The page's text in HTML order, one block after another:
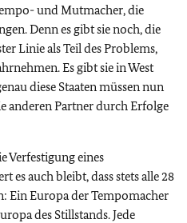
und Mutmacher, die
Denn es gibt sie noch, die
Linie als Teil des Problems,
Es gibt sie in West
diese Staaten müssen nun
anderen Partner durch Erfolge
Verfestigung eines
es auch bleibt, dass stets alle 28
Ein Europa der Tempomacher
des Stillstands. Jede